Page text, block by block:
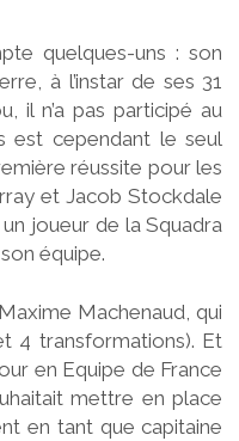
quelques-uns : son
à l’instar de ses 31
il n’a pas participé au
est cependant le seul
réussite pour les
et Jacob Stockdale
joueur de la Squadra
équipe.
Machenaud, qui
4 transformations). Et
en Equipe de France
mettre en place
en tant que capitaine